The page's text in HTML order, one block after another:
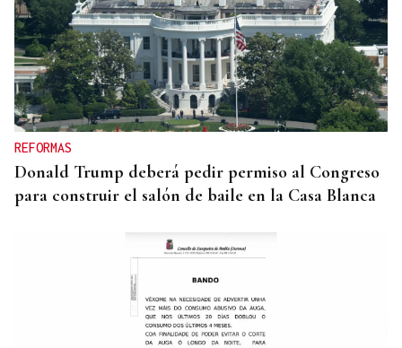
INVESTIGACIÓN
Una nueva tecnología utiliza la IA para optimizar
cultivos
REFORMAS
Donald Trump deberá pedir permiso al Congreso
para construir el salón de baile en la Casa Blanca